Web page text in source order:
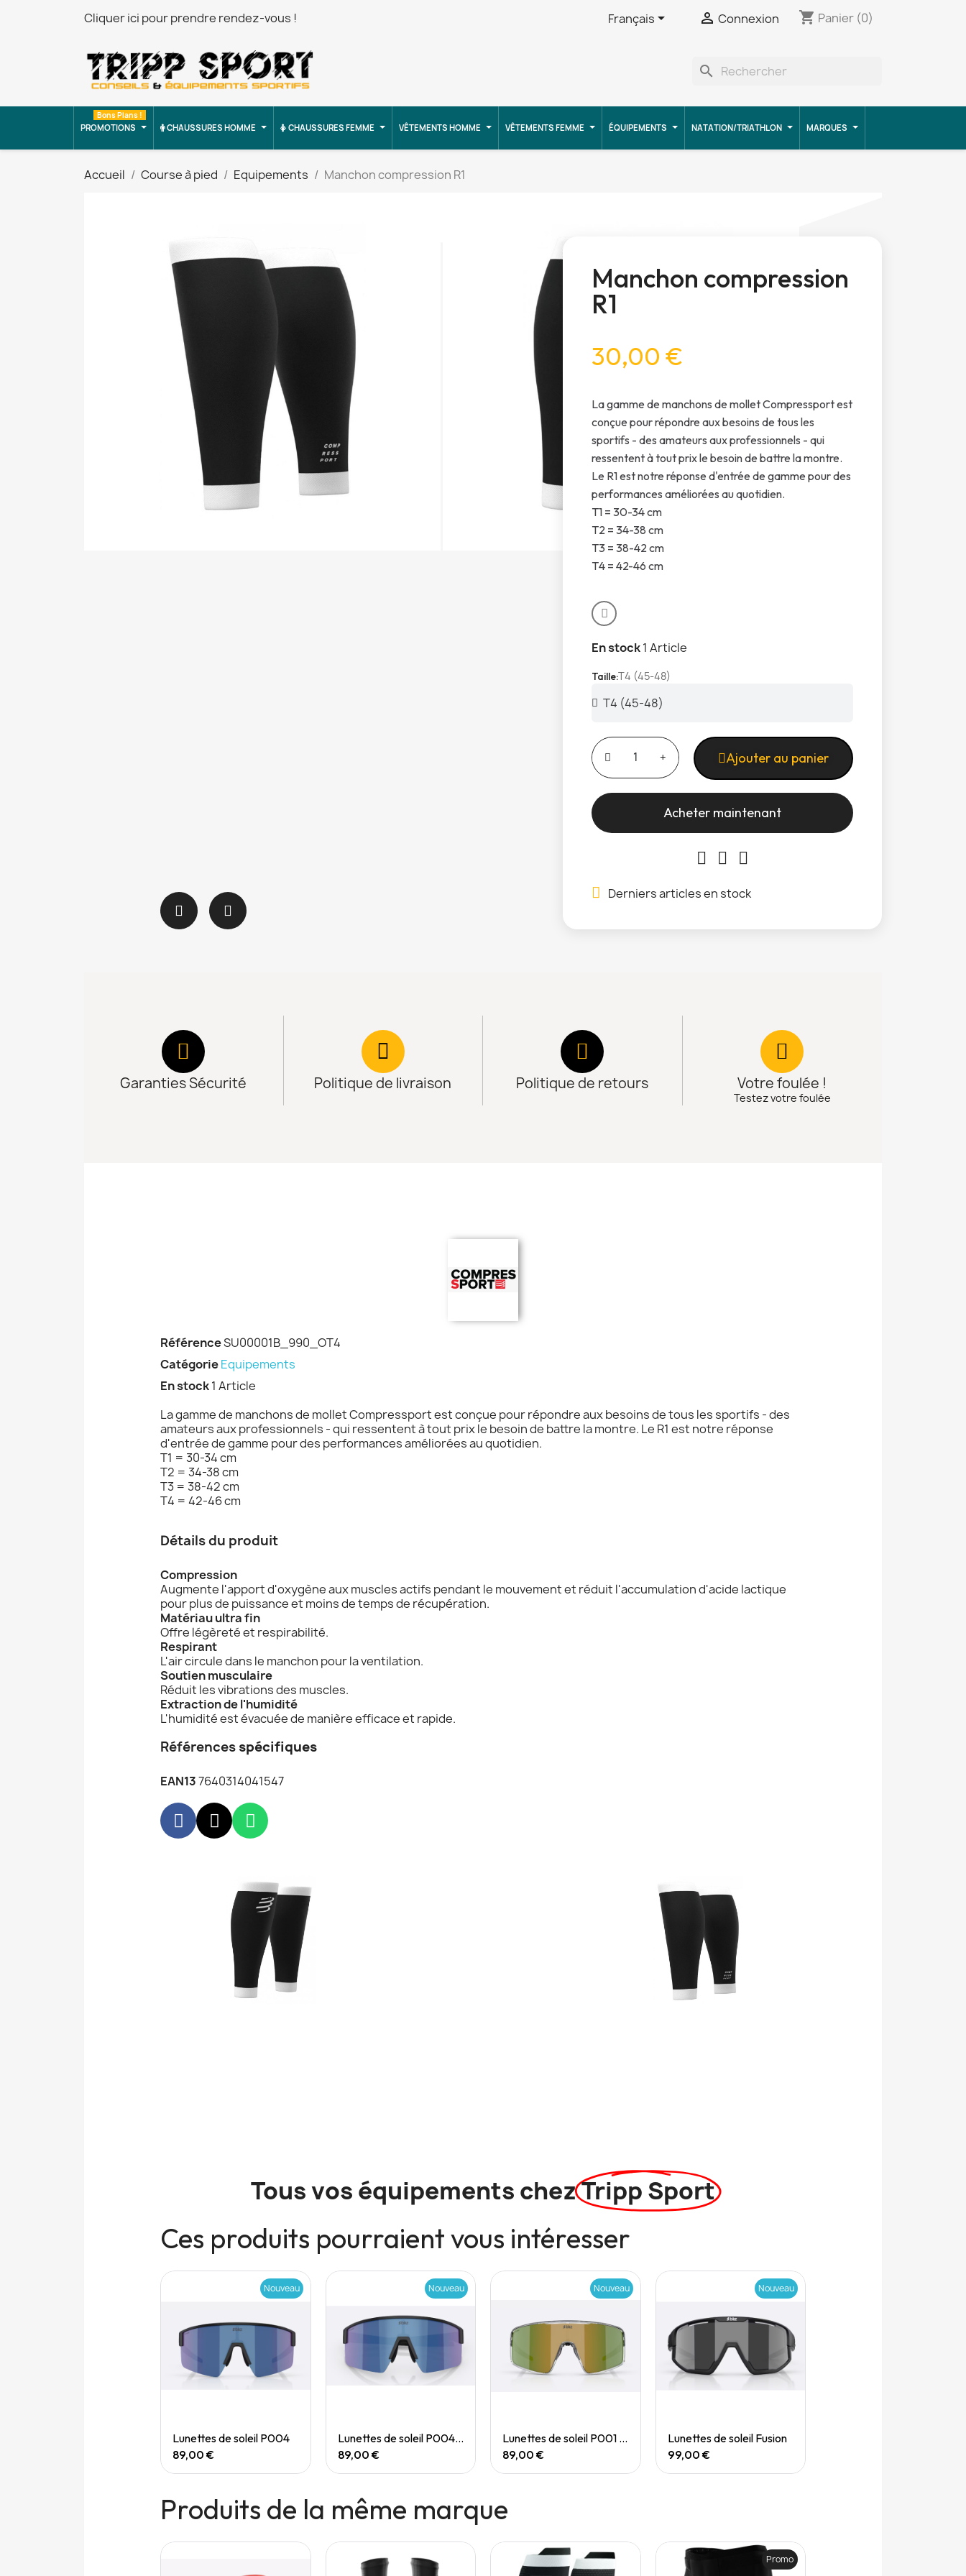
Cliquer ici pour prendre rendez-vous ! Français  Connexion shopping_cart Panier (0)
search
PROMOTIONS
Bons Plans !
CHAUSSURES HOMME CHAUSSURES FEMME VÊTEMENTS HOMME VÊTEMENTS FEMME ÉQUIPEMENTS NATATION/TRIATHLON MARQUES
Accueil Course à pied Equipements Manchon compression R1
Manchon compression
R1
30,00 €
La gamme de manchons de mollet Compressport est
conçue pour répondre aux besoins de tous les
sportifs - des amateurs aux professionnels - qui
ressentent à tout prix le besoin de battre la montre.
Le R1 est notre réponse d'entrée de gamme pour des
performances améliorées au quotidien.
T1 = 30-34 cm
T2 = 34-38 cm
T3 = 38-42 cm
T4 = 42-46 cm
En stock1 Article
TailleT4 (45-48)
Ajouter au panier
Acheter maintenant
Derniers articles en stock
Garanties Sécurité Politique de livraison Politique de retours Votre foulée !
Testez votre foulée
RéférenceSU00001B_990_OT4
CatégorieEquipements
En stock1 Article
La gamme de manchons de mollet Compressport est conçue pour répondre aux besoins de tous les sportifs - des
amateurs aux professionnels - qui ressentent à tout prix le besoin de battre la montre. Le R1 est notre réponse
d'entrée de gamme pour des performances améliorées au quotidien.
T1 = 30-34 cm
T2 = 34-38 cm
T3 = 38-42 cm
T4 = 42-46 cm
Détails du produit
Compression
Augmente l'apport d'oxygène aux muscles actifs pendant le mouvement et réduit l'accumulation d'acide lactique
pour plus de puissance et moins de temps de récupération.
Matériau ultra fin
Offre légèreté et respirabilité.
Respirant
L'air circule dans le manchon pour la ventilation.
Soutien musculaire
Réduit les vibrations des muscles.
Extraction de l'humidité
L'humidité est évacuée de manière efficace et rapide.
Références spécifiques
EAN137640314041547
Tous vos équipements chezTripp Sport
Ces produits pourraient vous intéresser
Quick View
Nouveau
Lunettes de soleil P004
89,00 €
Quick View
Nouveau
Lunettes de soleil P004 Small
89,00 €
Quick View
Nouveau
Lunettes de soleil P001 Small
89,00 €
Quick View
Nouveau
Lunettes de soleil Fusion
99,00 €
Produits de la même marque
Promo